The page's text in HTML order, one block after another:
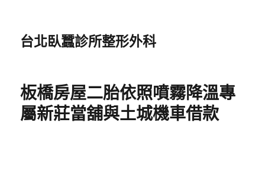
台北臥蠶診所整形外科
板橋房屋二胎依照噴霧降溫專
屬新莊當舖與土城機車借款